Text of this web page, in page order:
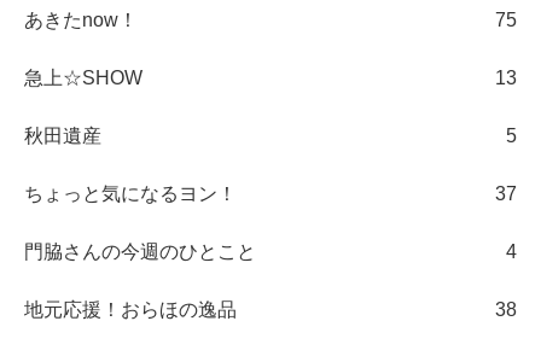
あきたnow！ 75
急上☆SHOW 13
秋田遺産 5
ちょっと気になるヨン！ 37
門脇さんの今週のひとこと 4
地元応援！おらほの逸品 38